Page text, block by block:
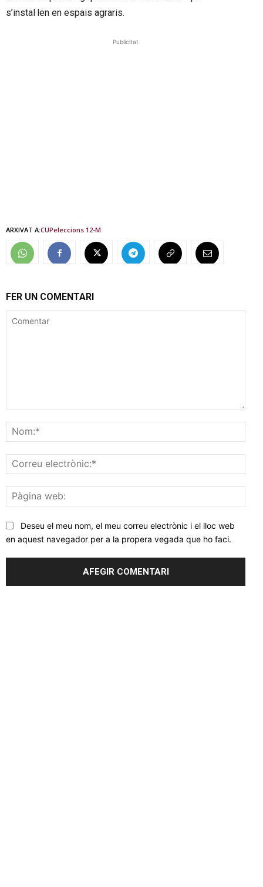
s’instal·len en espais agraris.
Publicitat
ARXIVAT A:CUPeleccions 12-M
FER UN COMENTARI
web:
Deseu el meu nom, el meu correu electrònic i el lloc web
en aquest navegador per a la propera vegada que ho faci.